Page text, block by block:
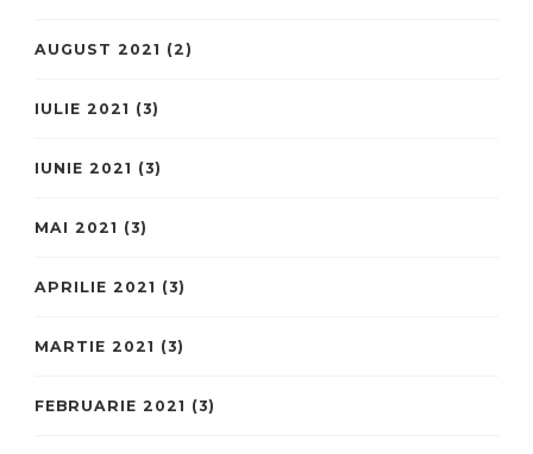
AUGUST 2021 (2)
IULIE 2021 (3)
IUNIE 2021 (3)
MAI 2021 (3)
APRILIE 2021 (3)
MARTIE 2021 (3)
FEBRUARIE 2021 (3)